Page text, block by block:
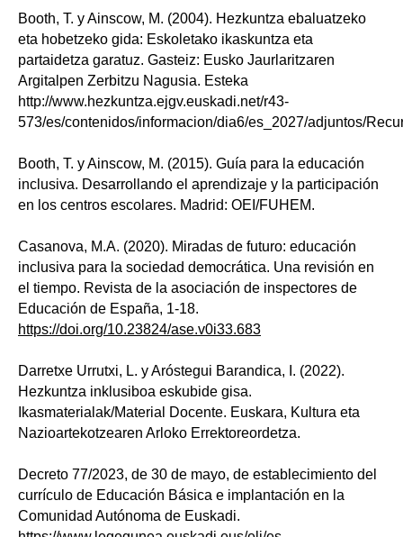
Booth, T. y Ainscow, M. (2004). Hezkuntza ebaluatzeko
eta hobetzeko gida: Eskoletako ikaskuntza eta
partaidetza garatuz. Gasteiz: Eusko Jaurlaritzaren
Argitalpen Zerbitzu Nagusia. Esteka
http://www.hezkuntza.ejgv.euskadi.net/r43-
573/es/contenidos/informacion/dia6/es_2027/adjuntos/
Booth, T. y Ainscow, M. (2015). Guía para la educación
inclusiva. Desarrollando el aprendizaje y la participación
en los centros escolares. Madrid: OEI/FUHEM.
Casanova, M.A. (2020). Miradas de futuro: educación
inclusiva para la sociedad democrática. Una revisión en
el tiempo. Revista de la asociación de inspectores de
Educación de España, 1-18.
https://doi.org/10.23824/ase.v0i33.683
Darretxe Urrutxi, L. y Aróstegui Barandica, I. (2022).
Hezkuntza inklusiboa eskubide gisa.
Ikasmaterialak/Material Docente. Euskara, Kultura eta
Nazioartekotzearen Arloko Errektoreordetza.
Decreto 77/2023, de 30 de mayo, de establecimiento del
currículo de Educación Básica e implantación en la
Comunidad Autónoma de Euskadi.